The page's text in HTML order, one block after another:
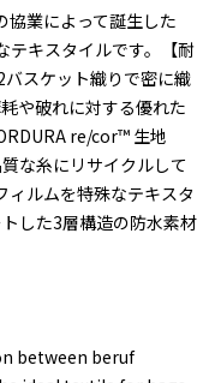
業によって誕生した
テキスタイルです。【耐
スケット織りで密に織
や破れに対する優れた
re/cor™ 生地
な糸にリサイクルして
ルムを特殊なテキスタ
した3層構造の防水素材
between beruf